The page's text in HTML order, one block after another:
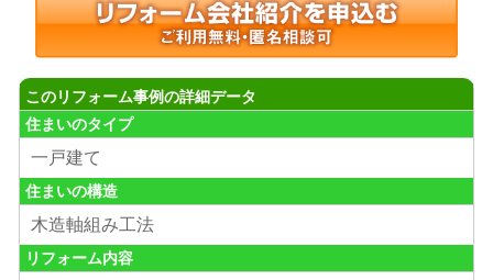
このリフォーム事例の詳細データ
住まいのタイプ
一戸建て
住まいの構造
木造軸組み工法
リフォーム内容